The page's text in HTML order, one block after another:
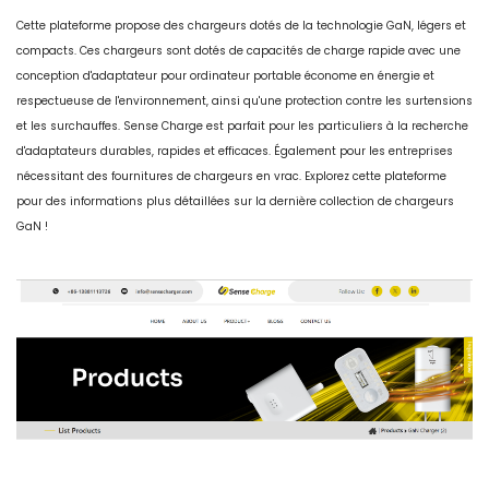
Cette plateforme propose des chargeurs dotés de la technologie GaN, légers et
compacts. Ces chargeurs sont dotés de capacités de charge rapide avec une
conception d'adaptateur pour ordinateur portable économe en énergie et
respectueuse de l'environnement, ainsi qu'une protection contre les surtensions
et les surchauffes. Sense Charge est parfait pour les particuliers à la recherche
d'adaptateurs durables, rapides et efficaces. Également pour les entreprises
nécessitant des fournitures de chargeurs en vrac. Explorez cette plateforme
pour des informations plus détaillées sur la dernière collection de chargeurs
GaN !